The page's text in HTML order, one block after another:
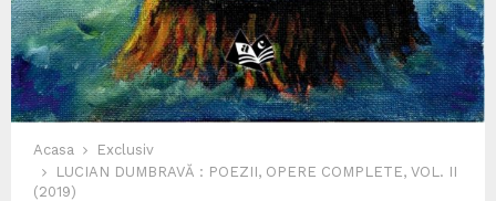
Acasa
Exclusiv
LUCIAN DUMBRAVĂ : POEZII, OPERE COMPLETE, VOL. II
(2019)